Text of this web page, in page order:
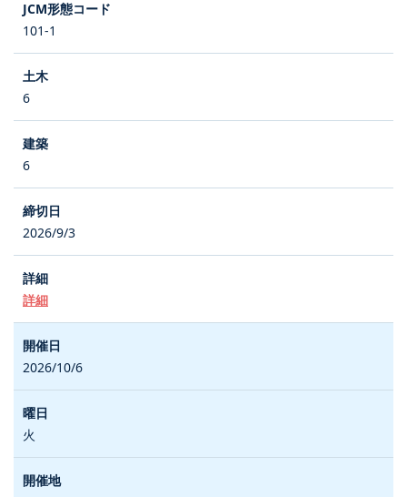
101-1
6
6
2026/9/3
詳細
2026/10/6
火